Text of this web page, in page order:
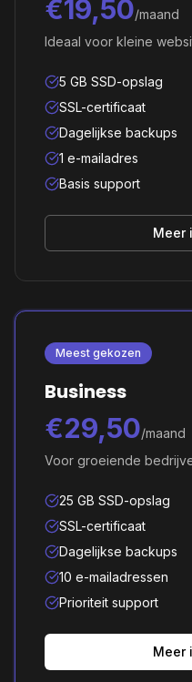
€19,50/maand
Ideaal voor kleine
5 GB SSD-opslag
SSL-certificaat
Dagelijkse backups
1 e-mailadres
Basis support
Meer
Meest gekozen
Business
€29,50/maand
Voor groeiende
25 GB SSD-opslag
SSL-certificaat
Dagelijkse backups
10 e-mailadressen
Prioriteit support
Meer